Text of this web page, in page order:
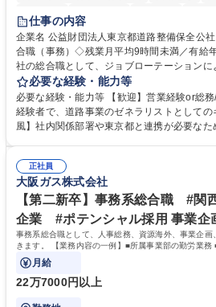
研修あり
退職金あり
駅近5分以内
資格取得手当あり 食事補
仕事の内容
企業名 公益財団法人東京都道路整備保全公社 求人名 【都庁グループ】
合職（事務）◇残業月平均9時間未満／有給年平均16日
社の総合職として、ジョブローテーション
等のフロント部門の部署等幅広い部署での業
制度やキャリア支援が充実しております！ ※下記業務
管理部門：広報、人事、経理など当公社の
門：駐車場の新規開拓、管理運営、新宿駅西
道路施設や道路工事現場の見学ツアー事業 ※
へ配属。※業務内容変更の範囲：会社の定める業務 募集職種 【
ープ】総合職（事務）◇残業月平均9時間未
必要な経験・能力等
必要な経験・能力等 【歓迎】営業経験or総
経験者で、道路事業のゼネラリストとして
風】社内関係部署や東京都と連携が必要な
部門など多岐に渡る業務を経験できます。 ■
事業の他、新宿駅西口広場内に設置された照
イン」の管理運営を行うなど、事業収益を
います。 学歴・資格 学歴：大学院 大学 高専 短大 専修学校 高校 語学力：
資格：
正社員
大阪ガス株式会社
【第二新卒】事務系総合職 #関
企業 #ポテンシャル採用 事業企
事務系総合職として、人事総務、資源海外、事業企
きます。 【業務内容の一例】■所属事業部の勤労業務
門の企画スタッフ、ルート営業
月給
22万7000円以上